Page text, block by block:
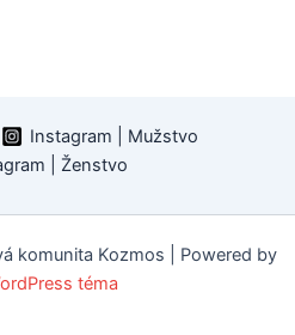
Instagram | Mužstvo
| Ženstvo
komunita Kozmos | Powered by
téma